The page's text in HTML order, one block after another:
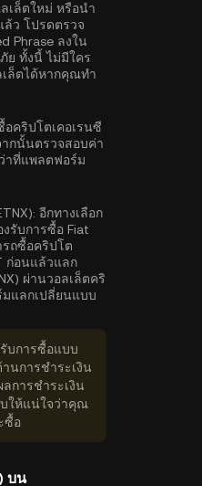
เล็ตใหม่ หรือนำ
ล้ว โปรดตรวจ
Phrase ลงใน
ย ทั้งนี้ ไม่มีใคร
ล็ตได้หากคุณทำ
อคริปโตเคอเรนซี
กนั้นตรวจสอบค่า
าที่แพลตฟอร์ม
อีกทางเลือก
รับการซื้อ Fiat
รถซื้อคริปโต
ก่อนแล้วแลก
ผ่านวอลเล็ตคริ
แลกเปลี่ยนแบบ
บการซื้อแบบ
นการชำระเงิน
การชำระเงิน
ให้แน่ใจว่าคุณ
ซื้อ
บน